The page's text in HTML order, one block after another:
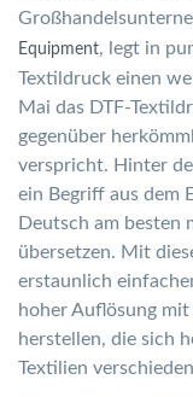
Equipment, legt in
Textildruck einen
Mai das DTF-
gegenüber
verspricht. Hinter
ein Begriff aus dem
Deutsch am besten
übersetzen. Mit
erstaunlich
hoher Auflösung
herstellen, die sich
Textilien